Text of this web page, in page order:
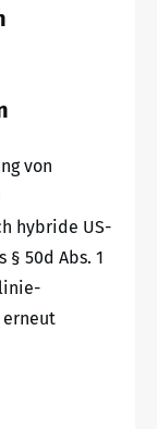
von
hybride US-
§ 50d Abs. 1
erneut